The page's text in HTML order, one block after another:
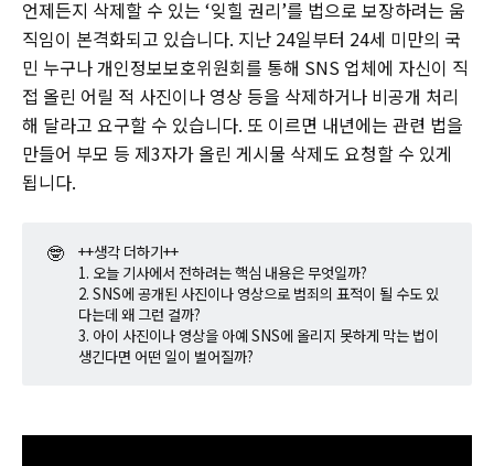
언제든지 삭제할 수 있는 ‘잊힐 권리’를 법으로 보장하려는 움
직임이 본격화되고 있습니다. 지난 24일부터 24세 미만의 국
민 누구나 개인정보보호위원회를 통해 SNS 업체에 자신이 직
접 올린 어릴 적 사진이나 영상 등을 삭제하거나 비공개 처리
해 달라고 요구할 수 있습니다. 또 이르면 내년에는 관련 법을
만들어 부모 등 제3자가 올린 게시물 삭제도 요청할 수 있게
됩니다.
🤓
++생각 더하기++
1. 오늘 기사에서 전하려는 핵심 내용은 무엇일까?
2. SNS에 공개된 사진이나 영상으로 범죄의 표적이 될 수도 있
다는데 왜 그런 걸까?
3. 아이 사진이나 영상을 아예 SNS에 올리지 못하게 막는 법이
생긴다면 어떤 일이 벌어질까?